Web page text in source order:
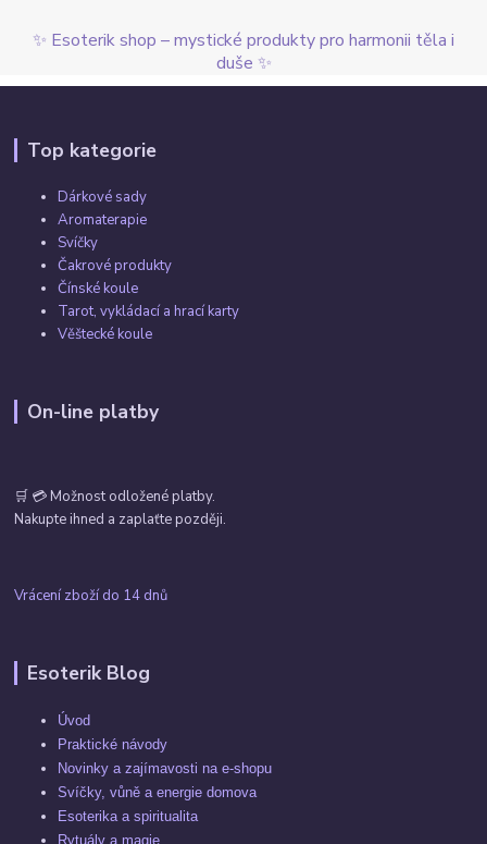
✨ Esoterik shop – mystické produkty pro harmonii těla i
duše ✨
Top kategorie
Dárkové sady
Aromaterapie
Svíčky
Čakrové produkty
Čínské koule
Tarot, vykládací a hrací karty
Věštecké koule
On-line platby
🛒 💳 Možnost odložené platby.
Nakupte ihned a zaplaťte později.
Vrácení zboží do 14 dnů
Esoterik Blog
Úvod
Praktické návody
Novinky a zajímavosti na e-shopu
Svíčky, vůně a energie domova
Esoterika a spiritualita
Rytuály a magie